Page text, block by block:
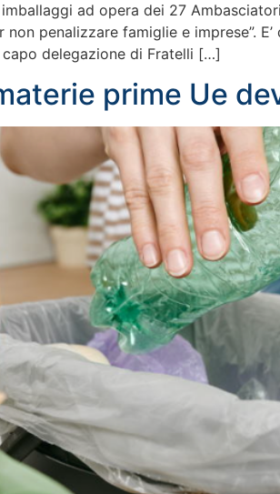
ad opera dei 27
penalizzare famiglie e imprese”.
delegazione di Fratelli […]
prime Ue